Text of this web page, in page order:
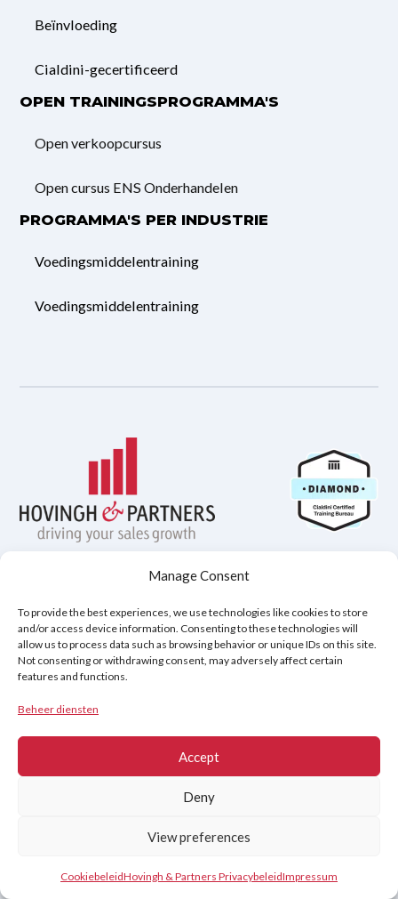
Manage Consent
To provide the best experiences, we use technologies like cookies to store
and/or access device information. Consenting to these technologies will
allow us to process data such as browsing behavior or unique IDs on this site.
Not consenting or withdrawing consent, may adversely affect certain
features and functions.
Beheer diensten
Accept
Deny
View preferences
CookiebeleidHovingh & Partners PrivacybeleidImpressum
Beïnvloeding
Cialdini-gecertificeerd
OPEN TRAININGSPROGRAMMA'S
Open verkoopcursus
Open cursus ENS Onderhandelen
PROGRAMMA'S PER INDUSTRIE
Voedingsmiddelentraining
Voedingsmiddelentraining
Privacybeleid Disclaimer Cookiebeleid (EU)
Copyright © 2026
Hovingh & Partners